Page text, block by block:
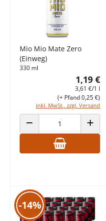
Mio Mio Mate Zero
(Einweg)
330 ml
1,19 €
3,61 €/1 l
inkl. MwSt., zzgl. Versand
(+ Pfand 0,25 €)
ANZAHL VERRINGERN
-14%